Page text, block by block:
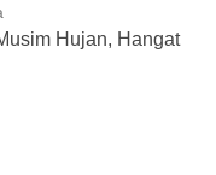
Hujan, Hangat